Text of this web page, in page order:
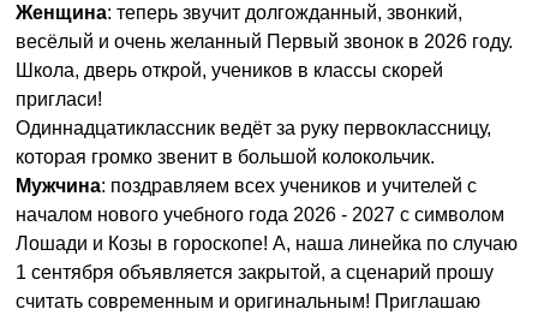
Женщина: теперь звучит долгожданный, звонкий,
весёлый и очень желанный Первый звонок в 2026 году.
Школа, дверь открой, учеников в классы скорей
пригласи!
Одиннадцатиклассник ведёт за руку первоклассницу,
которая громко звенит в большой колокольчик.
Мужчина: поздравляем всех учеников и учителей с
началом нового учебного года 2026 - 2027 с символом
Лошади и Козы в гороскопе! А, наша линейка по случаю
1 сентября объявляется закрытой, а сценарий прошу
считать современным и оригинальным! Приглашаю